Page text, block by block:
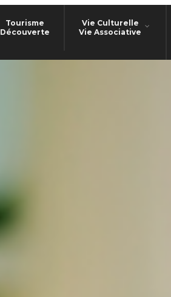
Tourisme
Découverte
Vie Culturelle
Vie Associative